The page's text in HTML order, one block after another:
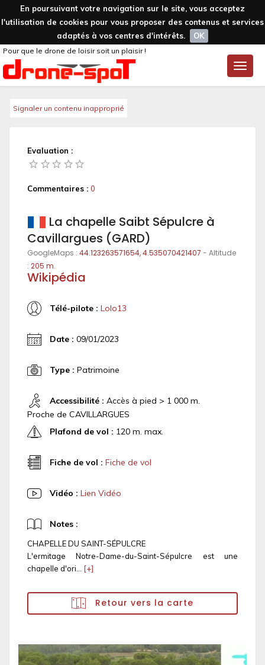
En poursuivant votre navigation sur le site, vous acceptez
l'utilisation de cookies pour vous proposer des contenus et services
adaptés à vos centres d'intérêts.
OK
Toggle
Pour que le drone de loisir soit un plaisir !
Signaler un contenu inapproprié
Evaluation :
Commentaires : 0
La chapelle Saibt Sépulcre à
Cavillargues (GARD)
GoogleMaps : 44.123263571654, 4.535070421407 - Altitude
: 205 m.
Wikipédia
Télé-pilote : Lolo13
Date : 09/01/2023
Type : Patrimoine
Accessibilité : Accès à pied > 1 000 m.
Proche de CAVILLARGUES
Plafond de vol : 120 m. max.
Fiche de vol : Fiche de vol
Vidéo : Lien Vidéo
Notes :
CHAPELLE DU SAINT-SÉPULCRE
L'ermitage Notre-Dame-du-Saint-Sépulcre est une
chapelle d'ori... [+]
Retour vers la carte